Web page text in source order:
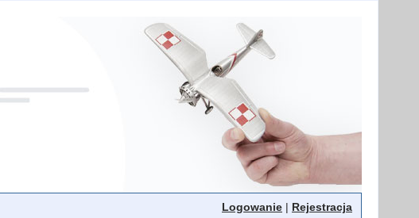
Logowanie | Rejestracja